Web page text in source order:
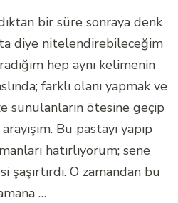
bir süre sonraya denk
diye nitelendirebileceğim
hep aynı kelimenin
farklı olanı yapmak ve
sunulanların ötesine geçip
Bu pastayı yapıp
hatırlıyorum; sene
şaşırtırdı. O zamandan bu
…